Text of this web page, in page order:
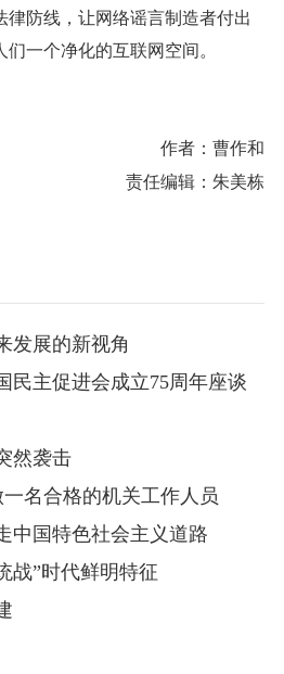
律防线，让网络谣言制造者付出
一个净化的互联网空间。
作者：曹作和
责任编辑：朱美栋
发展的新视角
民主促进会成立75周年座谈
然袭击
名合格的机关工作人员
中国特色社会主义道路
战”时代鲜明特征